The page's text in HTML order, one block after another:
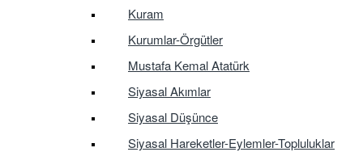
Kuram
Kurumlar-Örgütler
Mustafa Kemal Atatürk
Siyasal Akımlar
Siyasal Düşünce
Siyasal Hareketler-Eylemler-Topluluklar